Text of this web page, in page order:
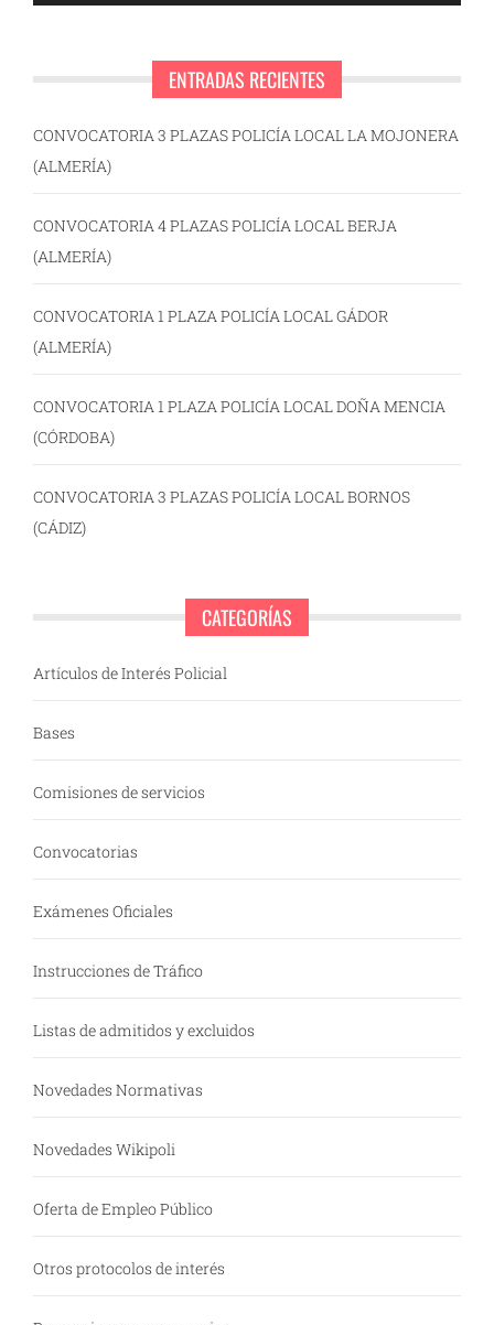
ENTRADAS RECIENTES
CONVOCATORIA 3 PLAZAS POLICÍA LOCAL LA MOJONERA
(ALMERÍA)
CONVOCATORIA 4 PLAZAS POLICÍA LOCAL BERJA
(ALMERÍA)
CONVOCATORIA 1 PLAZA POLICÍA LOCAL GÁDOR
(ALMERÍA)
CONVOCATORIA 1 PLAZA POLICÍA LOCAL DOÑA MENCIA
(CÓRDOBA)
CONVOCATORIA 3 PLAZAS POLICÍA LOCAL BORNOS
(CÁDIZ)
CATEGORÍAS
Artículos de Interés Policial
Bases
Comisiones de servicios
Convocatorias
Exámenes Oficiales
Instrucciones de Tráfico
Listas de admitidos y excluidos
Novedades Normativas
Novedades Wikipoli
Oferta de Empleo Público
Otros protocolos de interés